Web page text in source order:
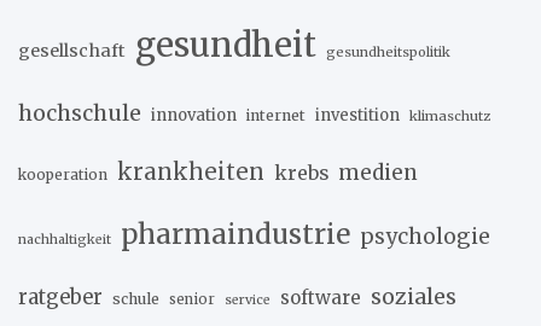
gesellschaft gesundheit gesundheitspolitik
hochschule innovation internet investition klimaschutz
kooperation krankheiten krebs medien
nachhaltigkeit pharmaindustrie psychologie
ratgeber schule senior service software soziales